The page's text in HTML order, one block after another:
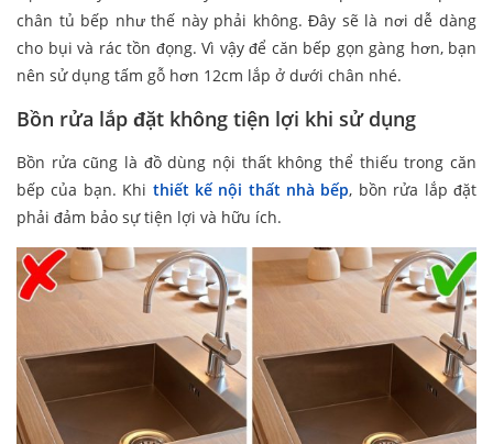
chân tủ bếp như thế này phải không. Đây sẽ là nơi dễ dàng
cho bụi và rác tồn đọng. Vì vậy để căn bếp gọn gàng hơn, bạn
nên sử dụng tấm gỗ hơn 12cm lắp ở dưới chân nhé.
Bồn rửa lắp đặt không tiện lợi khi sử dụng
Bồn rửa cũng là đồ dùng nội thất không thể thiếu trong căn
bếp của bạn. Khi thiết kế nội thất nhà bếp, bồn rửa lắp đặt
phải đảm bảo sự tiện lợi và hữu ích.